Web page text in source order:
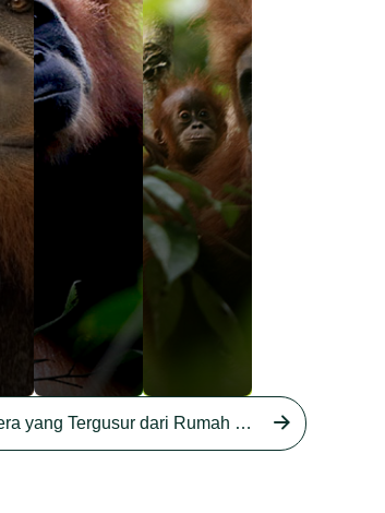
Kisah Orangutan Sumatera yang Tergusur dari Rumah Sendiri series